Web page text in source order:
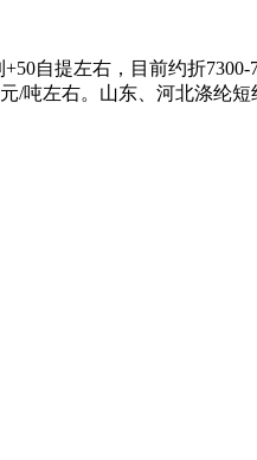
自提左右，目前约折
吨左右。山东、河北涤纶